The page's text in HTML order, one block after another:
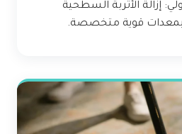
إزالة الأتربة السطحية
بمعدات قوية متخصصة.